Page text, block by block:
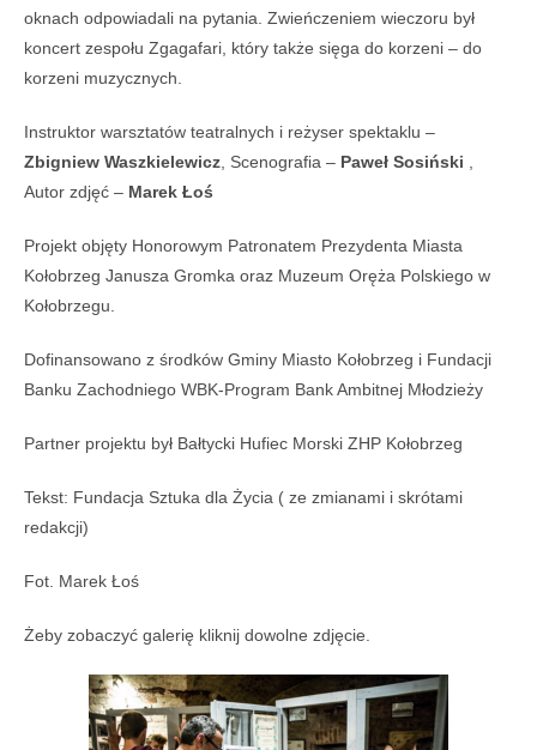
oknach odpowiadali na pytania. Zwieńczeniem wieczoru był
koncert zespołu Zgagafari, który także sięga do korzeni – do
korzeni muzycznych.
Instruktor warsztatów teatralnych i reżyser spektaklu –
Zbigniew Waszkielewicz Scenografia – Paweł Sosiński
Autor zdjęć – Marek Łoś
Projekt objęty Honorowym Patronatem Prezydenta Miasta
Kołobrzeg Janusza Gromka oraz Muzeum Oręża Polskiego w
Kołobrzegu.
Dofinansowano z środków Gminy Miasto Kołobrzeg i Fundacji
Banku Zachodniego WBK-Program Bank Ambitnej Młodzieży
Partner projektu był Bałtycki Hufiec Morski ZHP Kołobrzeg
Tekst: Fundacja Sztuka dla Życia ( ze zmianami i skrótami
redakcji)
Fot. Marek Łoś
Żeby zobaczyć galerię kliknij dowolne zdjęcie.